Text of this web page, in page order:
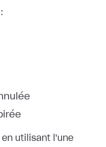
utilisant l'une